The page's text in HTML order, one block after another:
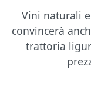
Vini naturali
convincerà
trattoria